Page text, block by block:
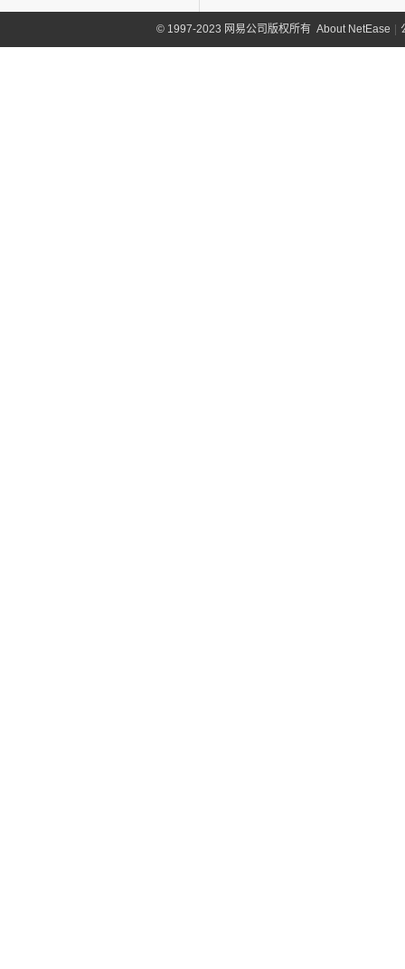
©1997-2023 网易公司版权所有 About NetEase